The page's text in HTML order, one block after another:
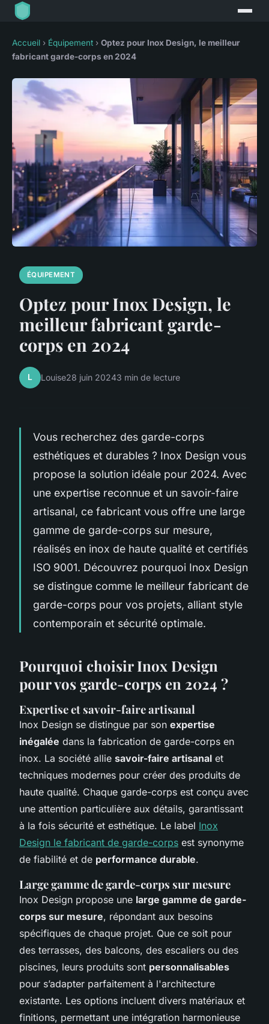
Accueil › Équipement › Optez pour Inox Design, le meilleur
fabricant garde-corps en 2024
ÉQUIPEMENT
Optez pour Inox Design, le
meilleur fabricant garde-
corps en 2024
L Louise28 juin 20243 min de lecture
Vous recherchez des garde-corps
esthétiques et durables ? Inox Design vous
propose la solution idéale pour 2024. Avec
une expertise reconnue et un savoir-faire
artisanal, ce fabricant vous offre une large
gamme de garde-corps sur mesure,
réalisés en inox de haute qualité et certifiés
ISO 9001. Découvrez pourquoi Inox Design
se distingue comme le meilleur fabricant de
garde-corps pour vos projets, alliant style
contemporain et sécurité optimale.
Pourquoi choisir Inox Design
pour vos garde-corps en 2024 ?
Expertise et savoir-faire artisanal
Inox Design se distingue par son expertise
inégalée dans la fabrication de garde-corps en
inox. La société allie savoir-faire artisanal et
techniques modernes pour créer des produits de
haute qualité. Chaque garde-corps est conçu avec
une attention particulière aux détails, garantissant
à la fois sécurité et esthétique. Le label Inox
Design le fabricant de garde-corps est synonyme
de fiabilité et de performance durable.
Large gamme de garde-corps sur mesure
Inox Design propose une large gamme de garde-
corps sur mesure, répondant aux besoins
spécifiques de chaque projet. Que ce soit pour
des terrasses, des balcons, des escaliers ou des
piscines, leurs produits sont personnalisables
pour s’adapter parfaitement à l'architecture
existante. Les options incluent divers matériaux et
finitions, permettant une intégration harmonieuse